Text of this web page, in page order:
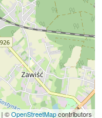
| ©OpenStreetMapcontributors